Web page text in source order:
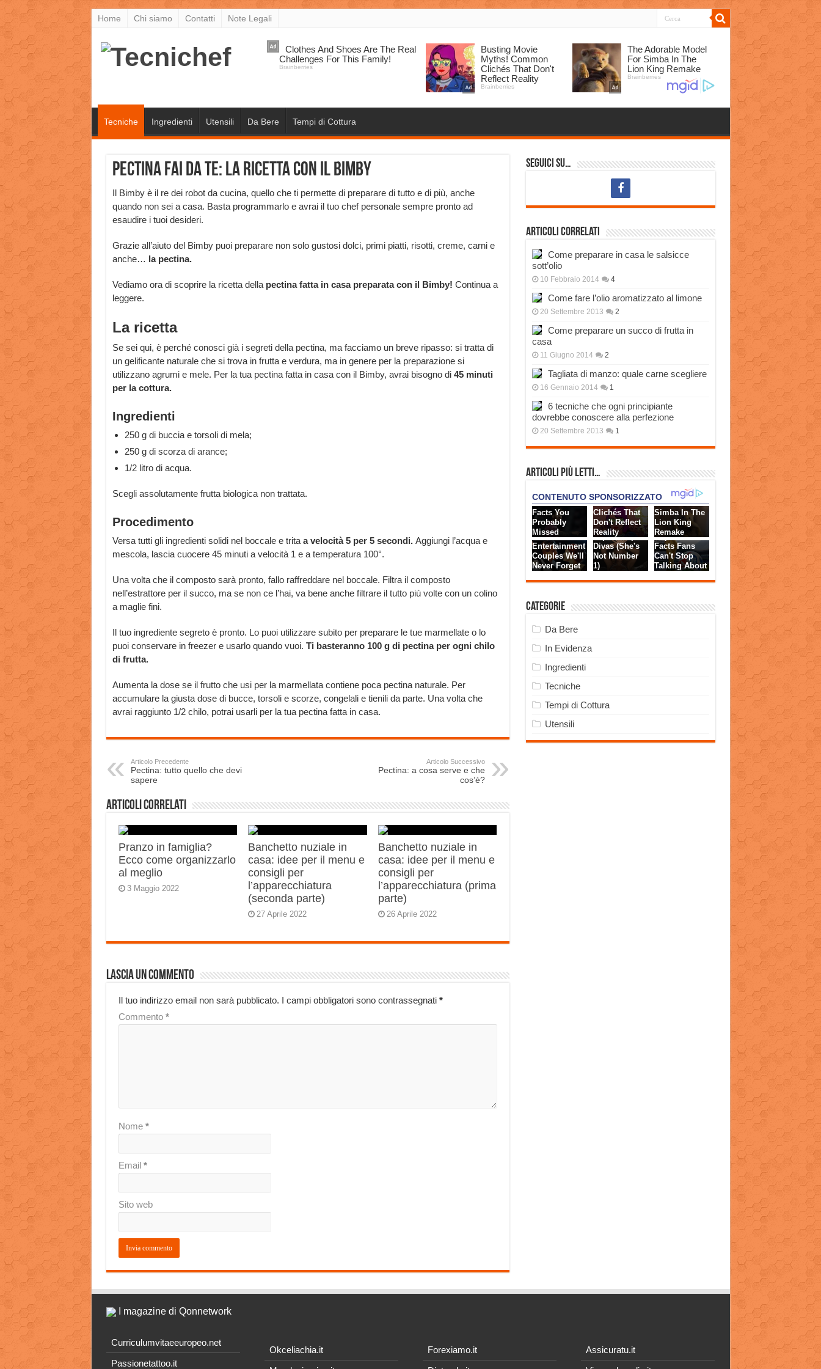
Home Chi siamo Contatti Note Legali
Tecniche Ingredienti Utensili Da Bere Tempi di Cottura
Pectina fai da te: la ricetta con il Bimby
Il Bimby è il re dei robot da cucina, quello che ti permette di preparare di tutto e di più, anche
quando non sei a casa. Basta programmarlo e avrai il tuo chef personale sempre pronto ad
esaudire i tuoi desideri.
Grazie all’aiuto del Bimby puoi preparare non solo gustosi dolci, primi piatti, risotti, creme, carni e
anche… la pectina.
Vediamo ora di scoprire la ricetta della pectina fatta in casa preparata con il Bimby! Continua a
leggere.
La ricetta
Se sei qui, è perché conosci già i segreti della pectina, ma facciamo un breve ripasso: si tratta di
un gelificante naturale che si trova in frutta e verdura, ma in genere per la preparazione si
utilizzano agrumi e mele. Per la tua pectina fatta in casa con il Bimby, avrai bisogno di 45 minuti
per la cottura.
Ingredienti
250 g di buccia e torsoli di mela;
250 g di scorza di arance;
1/2 litro di acqua.
Scegli assolutamente frutta biologica non trattata.
Procedimento
Versa tutti gli ingredienti solidi nel boccale e trita a velocità 5 per 5 secondi. Aggiungi l’acqua e
mescola, lascia cuocere 45 minuti a velocità 1 e a temperatura 100°.
Una volta che il composto sarà pronto, fallo raffreddare nel boccale. Filtra il composto
nell’estrattore per il succo, ma se non ce l’hai, va bene anche filtrare il tutto più volte con un colino
a maglie fini.
Il tuo ingrediente segreto è pronto. Lo puoi utilizzare subito per preparare le tue marmellate o lo
puoi conservare in freezer e usarlo quando vuoi. Ti basteranno 100 g di pectina per ogni chilo
di frutta.
Aumenta la dose se il frutto che usi per la marmellata contiene poca pectina naturale. Per
accumulare la giusta dose di bucce, torsoli e scorze, congelali e tienili da parte. Una volta che
avrai raggiunto 1/2 chilo, potrai usarli per la tua pectina fatta in casa.
Articolo Precedente
Pectina: tutto quello che devi
sapere
Articolo Successivo
Pectina: a cosa serve e che
cos’è?
Articoli correlati
Pranzo in famiglia?
Ecco come organizzarlo
al meglio
3 Maggio 2022
Banchetto nuziale in
casa: idee per il menu e
consigli per
l’apparecchiatura
(seconda parte)
27 Aprile 2022
Banchetto nuziale in
casa: idee per il menu e
consigli per
l’apparecchiatura (prima
parte)
26 Aprile 2022
Lascia un commento
Il tuo indirizzo email non sarà pubblicato. I campi obbligatori sono contrassegnati *
Commento *
Nome *
Email *
Sito web
Seguici su…
Articoli correlati
Come preparare in casa le salsicce
sott’olio
10 Febbraio 2014 4
Come fare l’olio aromatizzato al limone
20 Settembre 2013 2
Come preparare un succo di frutta in
casa
11 Giugno 2014 2
Tagliata di manzo: quale carne scegliere
16 Gennaio 2014 1
6 tecniche che ogni principiante
dovrebbe conoscere alla perfezione
20 Settembre 2013 1
Articoli più Letti…
Categorie
Da Bere
In Evidenza
Ingredienti
Tecniche
Tempi di Cottura
Utensili
I magazine di Qonnetwork
Curriculumvitaeeuropeo.net
Passionetattoo.it
Okceliachia.it
Forexiamo.it
Assicuratu.it